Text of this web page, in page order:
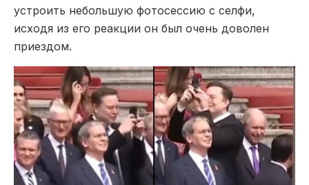
устроить небольшую фотосессию с селфи,
исходя из его реакции он был очень доволен
приездом.